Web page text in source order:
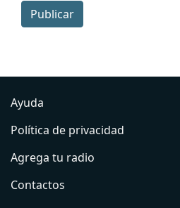
Publicar
Ayuda
Política de privacidad
Agrega tu radio
Contactos